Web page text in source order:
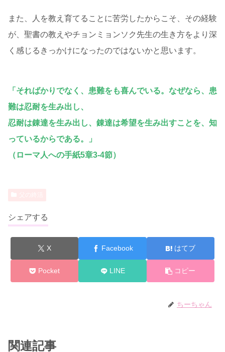
また、人を教え育てることに苦労したからこそ、その経験
が、聖書の教えやチョンミョンソク先生の生き方をより深
く感じるきっかけになったのではないかと思います。
「そればかりでなく、患難をも喜んでいる。なぜなら、患
難は忍耐を生み出し、
忍耐は錬達を生み出し、錬達は希望を生み出すことを、知
っているからである。」
（ローマ人への手紙5章3-4節）
シェアする
X Facebook はてブ
Pocket LINE コピー
ちーちゃん
関連記事